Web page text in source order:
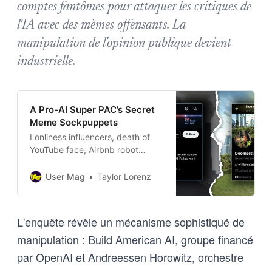
comptes fantômes pour attaquer les critiques de
l'IA avec des mèmes offensants. La
manipulation de l'opinion publique devient
industrielle.
A Pro-AI Super PAC’s Secret
Meme Sockpuppets
Lonliness influencers, death of
YouTube face, Airbnb robot
Santos Kalshi crimes,
User Mag Taylor Lorenz
L'enquête révèle un mécanisme sophistiqué de
manipulation : Build American AI, groupe financé
par OpenAI et Andreessen Horowitz, orchestre